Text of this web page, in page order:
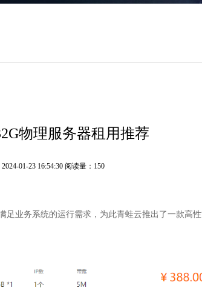
物理服务器租用推荐
01-23 16:54:30 阅读量：150
业务系统的运行需求，为此青蛙云推出了一款高性